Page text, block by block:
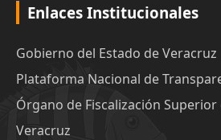
Enlaces Institucionales
Gobierno del Estado de Veracruz
Plataforma Nacional de
Órgano de Fiscalización Superior
Veracruz